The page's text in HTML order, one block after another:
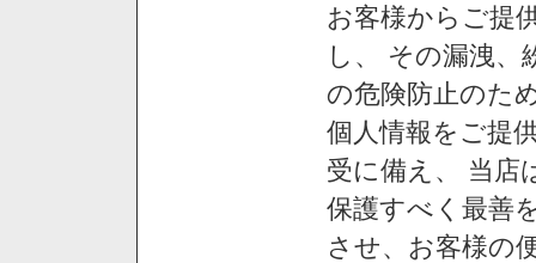
お客様からご提
し、 その漏洩、
の危険防止のた
個人情報をご提
受に備え、 当店
保護すべく最善
させ、お客様の